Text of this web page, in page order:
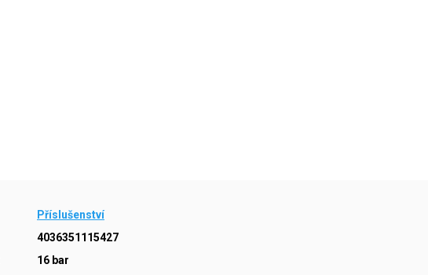
Příslušenství
4036351115427
16 bar